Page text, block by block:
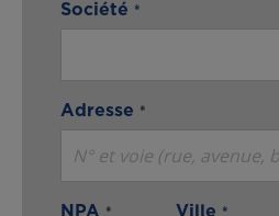
Société
Adresse
NPA Ville